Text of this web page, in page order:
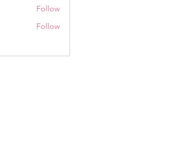
Follow
Follow